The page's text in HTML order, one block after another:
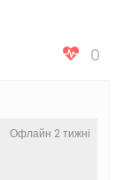
0
Офлайн 2 тижні